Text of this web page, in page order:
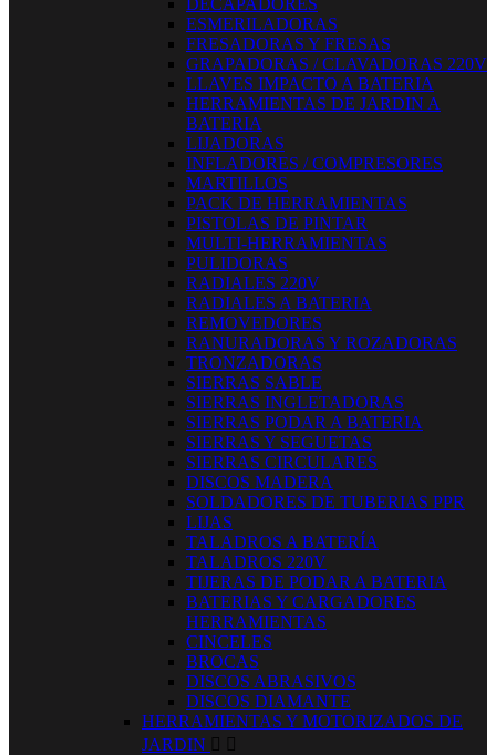
DECAPADORES
ESMERILADORAS
FRESADORAS Y FRESAS
GRAPADORAS / CLAVADORAS 220V
LLAVES IMPACTO A BATERIA
HERRAMIENTAS DE JARDIN A
BATERIA
LIJADORAS
INFLADORES / COMPRESORES
MARTILLOS
PACK DE HERRAMIENTAS
PISTOLAS DE PINTAR
MULTI-HERRAMIENTAS
PULIDORAS
RADIALES 220V
RADIALES A BATERIA
REMOVEDORES
RANURADORAS Y ROZADORAS
TRONZADORAS
SIERRAS SABLE
SIERRAS INGLETADORAS
SIERRAS PODAR A BATERIA
SIERRAS Y SEGUETAS
SIERRAS CIRCULARES
DISCOS MADERA
SOLDADORES DE TUBERIAS PPR
LIJAS
TALADROS A BATERÍA
TALADROS 220V
TIJERAS DE PODAR A BATERIA
BATERIAS Y CARGADORES
HERRAMIENTAS
CINCELES
BROCAS
DISCOS ABRASIVOS
DISCOS DIAMANTE
HERRAMIENTAS Y MOTORIZADOS DE
JARDIN  